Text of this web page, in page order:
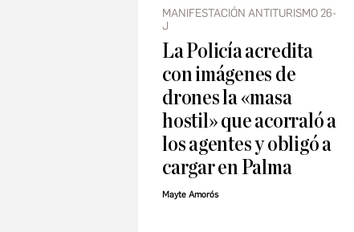
MANIFESTACIÓN ANTITURISMO 26-
J
La Policía acredita
con imágenes de
drones la «masa
hostil» que acorraló a
los agentes y obligó a
cargar en Palma
Mayte Amorós